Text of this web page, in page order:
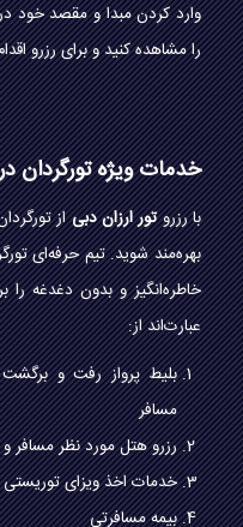
وارد کردن مبدا و مقصد خود
را مشاهده کنید و برای رزرو
خدمات ویژه تورگردان
با رزروتور ارزان دبیاز
بهره‌مند شوید. تیم حرفه‌ای
خاطره‌انگیز و بدون دغدغه را
عبارت‌اند از:
بلیط پرواز رفت و برگشت
مسافر
رزرو هتل مورد نظر مسافر و
خدمات اخذ ویزای توریستی
بیمه مسافرتی